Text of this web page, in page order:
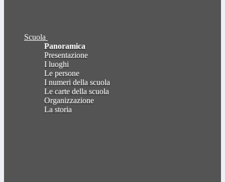
Scuola
Panoramica
Presentazione
I luoghi
Le persone
I numeri della scuola
Le carte della scuola
Organizzazione
La storia